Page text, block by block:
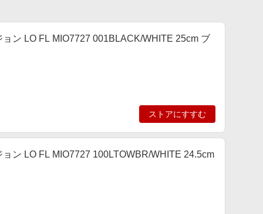
ン LO FL MIO7727 001BLACK/WHITE 25cm ブ
ストアにすすむ
ン LO FL MIO7727 100LTOWBR/WHITE 24.5cm